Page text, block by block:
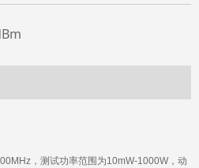
，测试功率范围为10mW-1000W，动